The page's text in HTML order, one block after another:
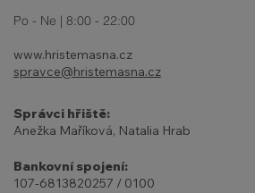
Po - Ne | 8:00 - 22:00
www.hristemasna.cz
spravce@hristemasna.cz
Správci hřiště:
Anežka Maříková, Natalia Hrab
Bankovní spojení:
107-6813820257 / 0100